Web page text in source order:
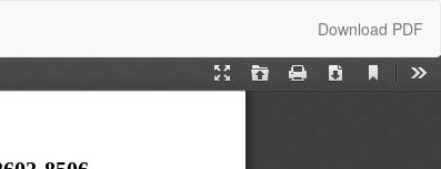
Download
Download PDF